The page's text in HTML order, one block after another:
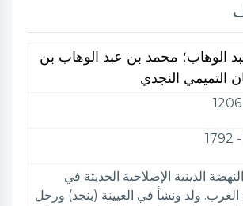
الوهاب؛ محمد بن عبد الوهاب بن
التميمي النجدي
الدينية الإصلاحية الحديثة في
العرب. ولد ونشأ في العيينة (بنجد) ورحل